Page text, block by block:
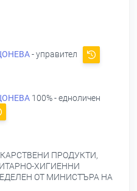
- управител
100% - едноличен
ПРОДУКТИ,
ХИГИЕННИ
ОТ МИНИСТЪРА НА